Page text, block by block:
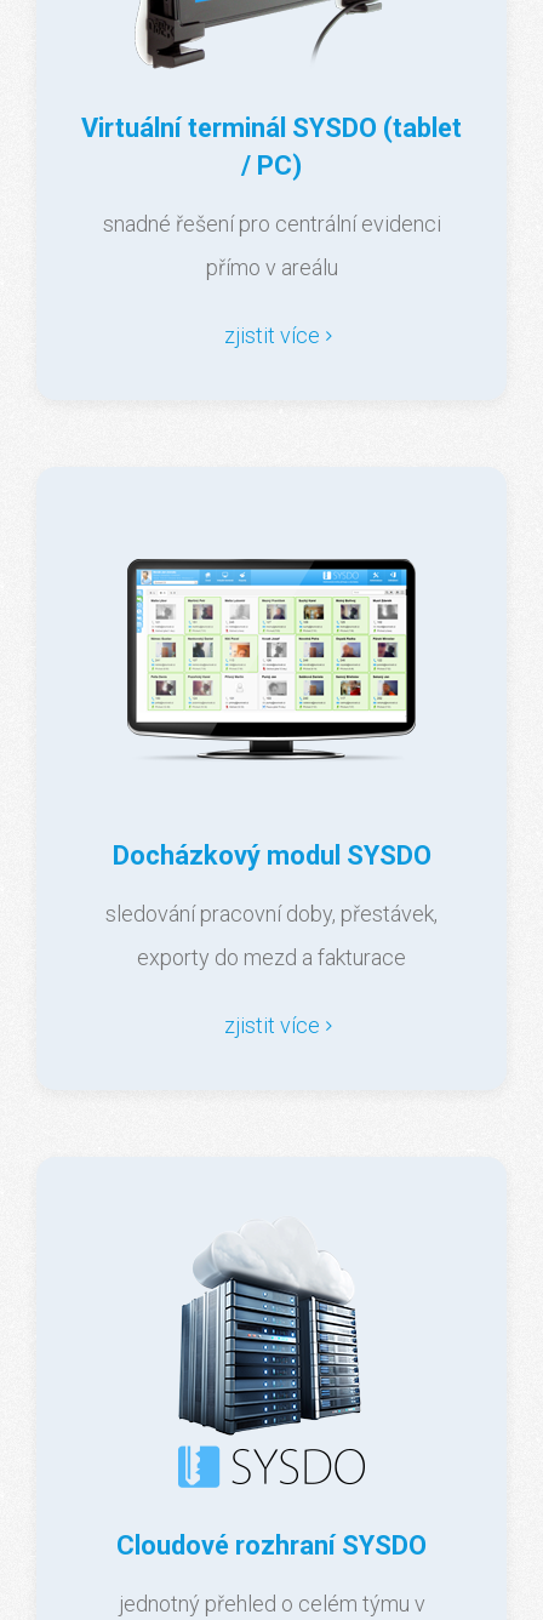
Virtuální terminál SYSDO (tablet
/ PC)
snadné řešení pro centrální evidenci
přímo v areálu
zjistit více
Docházkový modul SYSDO
sledování pracovní doby, přestávek,
exporty do mezd a fakturace
zjistit více
Cloudové rozhraní SYSDO
jednotný přehled o celém týmu v